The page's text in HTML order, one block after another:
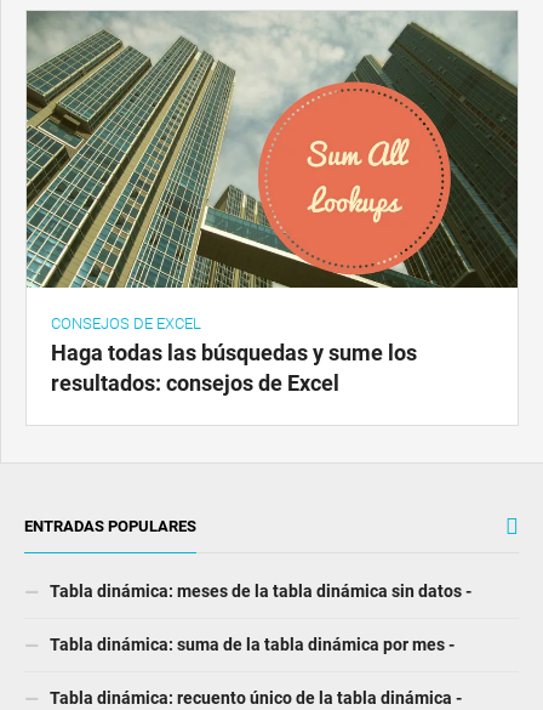
CONSEJOS DE EXCEL
Haga todas las búsquedas y sume los
resultados: consejos de Excel
ENTRADAS POPULARES
Tabla dinámica: meses de la tabla dinámica sin datos -
Tabla dinámica: suma de la tabla dinámica por mes -
Tabla dinámica: recuento único de la tabla dinámica -